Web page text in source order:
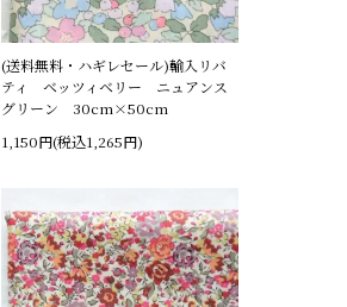
(送料無料・ハギレセール)輸入リバ
ティ ベッツィベリー ニュアンス
グリーン 30cm×50cm
1,150円(税込1,265円)